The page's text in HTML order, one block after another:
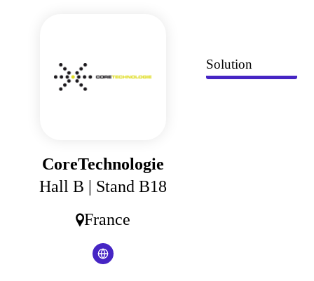
CoreTechnologie
Hall B | Stand B18
France
Solution